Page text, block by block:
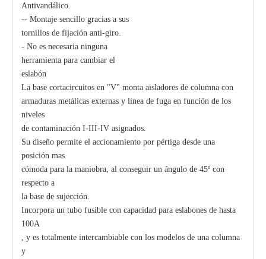
Antivandálico.
-- Montaje sencillo gracias a sus
tornillos de fijación anti-giro.
- No es necesaria ninguna
herramienta para cambiar el
eslabón
La base cortacircuitos en "V" monta aisladores de columna con
armaduras metálicas externas y línea de fuga en función de los
niveles
de contaminación I-III-IV asignados.
Su diseño permite el accionamiento por pértiga desde una
posición mas
cómoda para la maniobra, al conseguir un ángulo de 45º con
respecto a
la base de sujección.
Incorpora un tubo fusible con capacidad para eslabones de hasta
100A
, y es totalmente intercambiable con los modelos de una columna
y